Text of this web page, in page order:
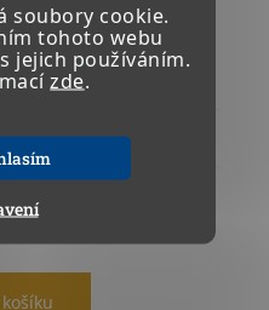
soubory cookie.
tohoto webu
jejich používáním.
zde.
D110
4-6 týdnů
Kč